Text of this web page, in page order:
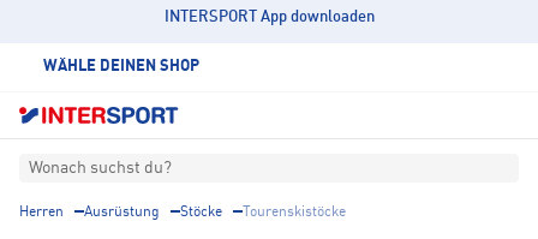
INTERSPORT App downloaden
WÄHLE DEINEN SHOP
Wonach suchst du?
Herren Ausrüstung Stöcke Tourenskistöcke